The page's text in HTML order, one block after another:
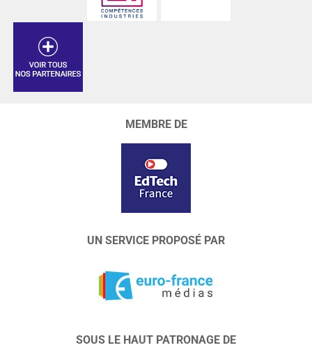
MEMBRE DE
UN SERVICE PROPOSÉ PAR
SOUS LE HAUT PATRONAGE DE